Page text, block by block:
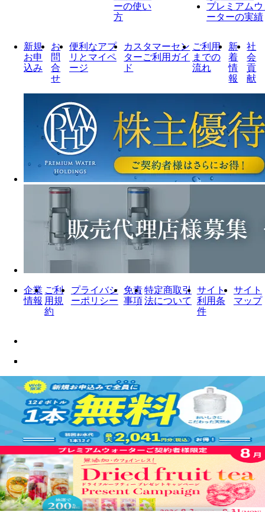
ーの使い
方
プレミアムウ
ーターの実績
新規
お申
込み
お
問
合
せ
便利なアプ
リとマイペ
ージ
カスタマーセン
ターご利用ガイ
ド
ご利用
までの
流れ
新
着
情
報
社
会
貢
献
企業
情報
ご利
用規
約
プライバシ
ーポリシー
免責
事項
特定商取引
法について
サイト
利用条
件
サイト
マップ